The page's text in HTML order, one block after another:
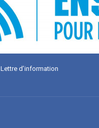
Lettre d’information